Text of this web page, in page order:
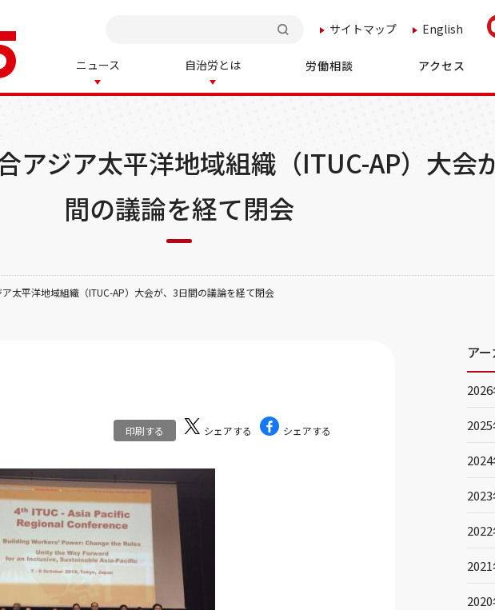
検索 サイトマップ English
ニュース 自治労とは 労働相談 アクセス
アジア太平洋地域組織（ITUC-AP）大会
間の議論を経て閉会
太平洋地域組織（ITUC-AP）大会が、3日間の議論を経て閉会
印刷する シェアする シェアする
ア